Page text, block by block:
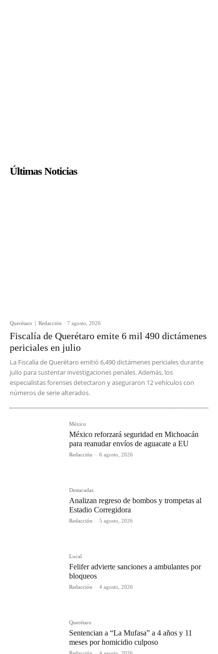
Últimas Noticias
Querétaro Redacción - 7 agosto, 2026
Fiscalía de Querétaro emite 6 mil 490 dictámenes
periciales en julio
La Fiscalía de Querétaro emitió 6,490 dictámenes periciales durante
julio para sustentar investigaciones penales. Además, los
especialistas forenses detectaron y aseguraron 12 vehículos con
números de serie alterados.
México
México reforzará seguridad en Michoacán
para reanudar envíos de aguacate a EU
Redacción - 6 agosto, 2026
Destacadas
Analizan regreso de bombos y trompetas al
Estadio Corregidora
Redacción - 5 agosto, 2026
Local
Felifer advierte sanciones a ambulantes por
bloqueos
Redacción - 4 agosto, 2026
Querétaro
Sentencian a “La Mufasa” a 4 años y 11
meses por homicidio culposo